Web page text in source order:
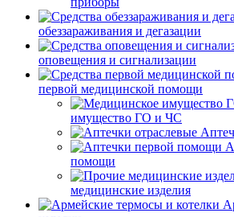
обеззараживания и дегазации
оповещения и сигнализации
первой медицинской помощи
имущество ГО и ЧС
помощи
медицинские изделия